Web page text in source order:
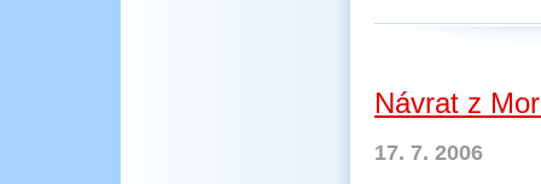
Návrat z
17. 7. 2006